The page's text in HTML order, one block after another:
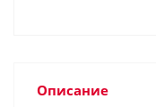
Описание